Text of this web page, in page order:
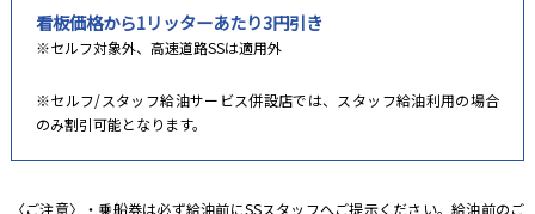
看板価格から1リッターあたり3円引き
※セルフ対象外、高速道路SSは適用外
※セルフ/スタッフ給油サービス併設店では、スタッフ給油利用の場合
のみ割引可能となります。
〈ご注意〉・乗船券は必ず給油前にSSスタッフへご提示ください。給油前のご